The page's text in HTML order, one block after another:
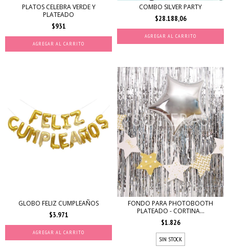
PLATOS CELEBRA VERDE Y
PLATEADO
$931
AGREGAR AL CARRITO
COMBO SILVER PARTY
$28.188,06
AGREGAR AL CARRITO
GLOBO FELIZ CUMPLEAÑOS
$3.971
FONDO PARA PHOTOBOOTH
PLATEADO - CORTINA...
$1.826
SIN STOCK